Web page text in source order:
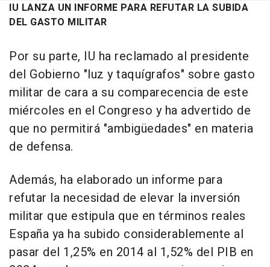
IU LANZA UN INFORME PARA REFUTAR LA SUBIDA
DEL GASTO MILITAR
Por su parte, IU ha reclamado al presidente
del Gobierno "luz y taquígrafos" sobre gasto
militar de cara a su comparecencia de este
miércoles en el Congreso y ha advertido de
que no permitirá "ambigüedades" en materia
de defensa.
Además, ha elaborado un informe para
refutar la necesidad de elevar la inversión
militar que estipula que en términos reales
España ya ha subido considerablemente al
pasar del 1,25% en 2014 al 1,52% del PIB en